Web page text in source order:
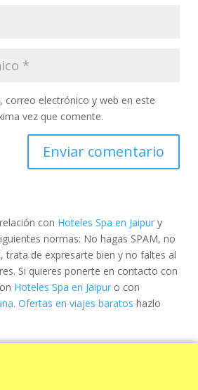
correo electrónico y web en este
vez que comente.
con Hoteles Spa en Jaipur y
normas: No hagas SPAM, no
trata de expresarte bien y no faltes al
Si quieres ponerte en contacto con
Hoteles Spa en Jaipur o con
Ofertas en viajes baratos hazlo